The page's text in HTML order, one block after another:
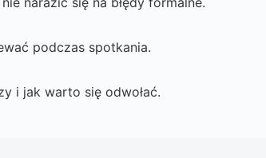
podczas spotkania.
i jak warto się odwołać.